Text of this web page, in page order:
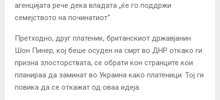
агенцијата рече дека владата „ќе го поддржи
семејството на починатиот“.
Претходно, друг платеник, британскиот државјанин
Шон Пинер, кој беше осуден на смрт во ДНР откако ги
призна злосторствата, се обрати кон странците кои
планираа да заминат во Украина како платеници. Тој ги
повика да се откажат од оваа идеја.